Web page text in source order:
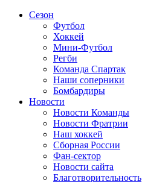
Сезон
Футбол
Хоккей
Мини-Футбол
Регби
Команда Спартак
Наши соперники
Бомбардиры
Новости
Новости Команды
Новости Фратрии
Наш хоккей
Сборная России
Фан-cектор
Новости сайта
Благотворительность